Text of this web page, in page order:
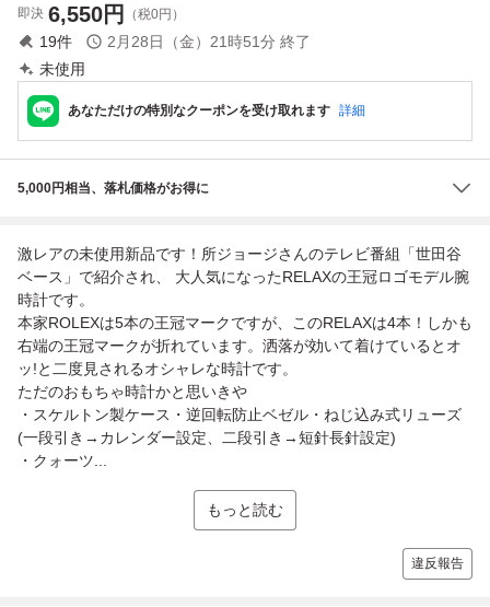
即決 6,550円 （税0円）
19件 2月28日（金）21時51分 終了
未使用
あなただけの特別なクーポンを受け取れます 詳細
5,000円相当、落札価格がお得に
激レアの未使用新品です！所ジョージさんのテレビ番組「世田谷
ベース」で紹介され、 大人気になったRELAXの王冠ロゴモデル腕
時計です。
本家ROLEXは5本の王冠マークですが、このRELAXは4本！しかも
右端の王冠マークが折れています。洒落が効いて着けているとオ
ッ!と二度見されるオシャレな時計です。
ただのおもちゃ時計かと思いきや
・スケルトン製ケース・逆回転防止ベゼル・ねじ込み式リューズ
(一段引き→カレンダー設定、二段引き→短針長針設定)
・クォーツ...
もっと読む
違反報告